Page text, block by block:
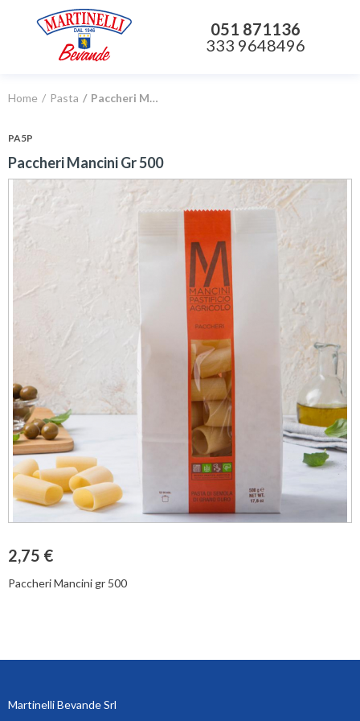
051 871136
333 9648496
Home Pasta Paccheri Mancini Gr 500
PA5P
Paccheri Mancini Gr 500
2,75 €
Paccheri Mancini gr 500
Martinelli Bevande Srl